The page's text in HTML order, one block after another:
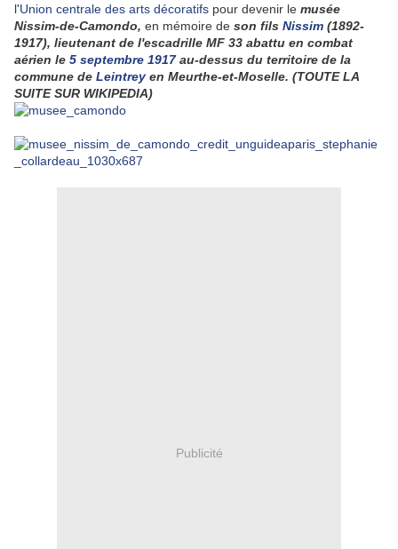
l'Union centrale des arts décoratifs pour devenir le musée
Nissim-de-Camondo, en mémoire de son fils Nissim (1892-
1917), lieutenant de l'escadrille MF 33 abattu en combat
aérien le 5 septembre 1917au-dessus du territoire de la
commune de Leintrey en Meurthe-et-Moselle. (TOUTE LA
SUITE SUR WIKIPEDIA)
Publicité